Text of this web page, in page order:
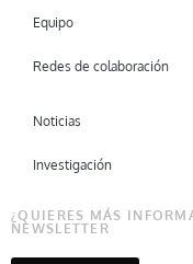
Equipo
Redes de colaboración
Noticias
Investigación
¿QUIERES MÁS
NEWSLETTER